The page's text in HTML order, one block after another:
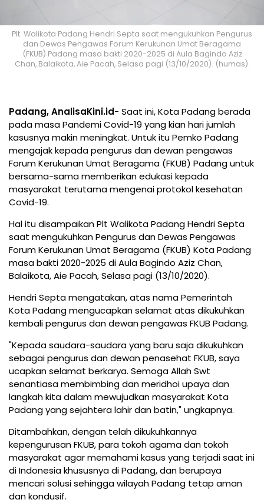
Plt. Walikota Padang Hendri Septa saat mengukuhkan Pengurus
dan Dewas Pengawas Forum Kerukunan Umat Beragama
(FKUB) Padang masa bakti 2020-2025 di Aula Bagindo Aziz
Chan, Balaikota, Aie Pacah, Selasa pagi (13/10/2020). (humas).
Padang, AnalisaKini.id- Saat ini, Kota Padang berada
pada masa Pandemi Covid-19 yang kian hari jumlah
kasusnya makin meningkat. Untuk itu Pemko Padang
mengajak kepada pengurus dan dewan pengawas
Forum Kerukunan Umat Beragama (FKUB) Padang untuk
bersama-sama memberikan edukasi kepada
masyarakat terutama mengenai protokol kesehatan
Covid-19.
Hal itu disampaikan Plt Walikota Padang Hendri Septa
saat mengukuhkan Pengurus dan Dewas Pengawas
Forum Kerukunan Umat Beragama (FKUB) Kota Padang
masa bakti 2020-2025 di Aula Bagindo Aziz Chan,
Balaikota, Aie Pacah, Selasa pagi (13/10/2020).
Hendri Septa mengatakan, atas nama Pemerintah
Kota Padang mengucapkan selamat atas dikukuhkan
kembali pengurus dan dewan pengawas FKUB Padang.
"Kepada saudara-saudara yang baru saja dikukuhkan
sebagai pengurus dan dewan penasehat FKUB, saya
ucapkan selamat berkarya. Semoga Allah Swt
senantiasa membimbing dan meridhoi upaya dan
langkah kita dalam mewujudkan masyarakat Kota
Padang yang sejahtera lahir dan batin," ungkapnya.
Ditambahkan, dengan telah dikukuhkannya
kepengurusan FKUB, para tokoh agama dan tokoh
masyarakat agar memahami kasus yang terjadi saat ini
di Indonesia khususnya di Padang, dan berupaya
mencari solusi sehingga wilayah Padang tetap aman
dan kondusif.